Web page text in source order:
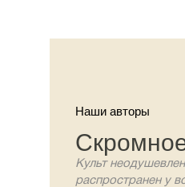
Наши авторы
Культ
распространен у